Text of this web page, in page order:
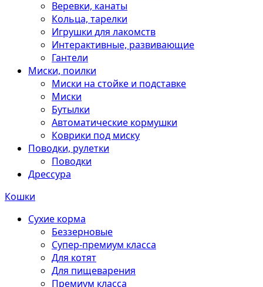
Веревки, канаты
Кольца, тарелки
Игрушки для лакомств
Интерактивные, развивающие
Гантели
Миски, поилки
Миски на стойке и подставке
Миски
Бутылки
Автоматические кормушки
Коврики под миску
Поводки, рулетки
Поводки
Дрессура
Кошки
Сухие корма
Беззерновые
Супер-премиум класса
Для котят
Для пищеварения
Премиум класса